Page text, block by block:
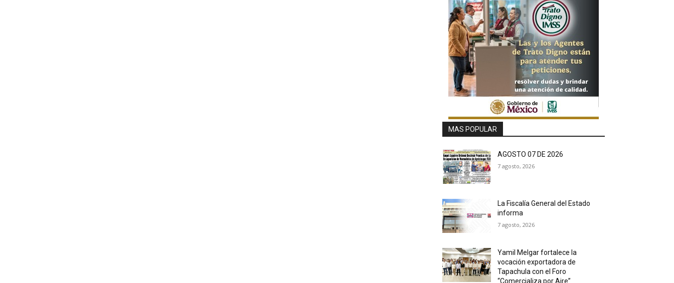
MAS POPULAR
AGOSTO 07 DE 2026
7 agosto, 2026
La Fiscalía General del Estado
informa
7 agosto, 2026
Yamil Melgar fortalece la
vocación exportadora de
Tapachula con el Foro
“Comercializa por Aire”